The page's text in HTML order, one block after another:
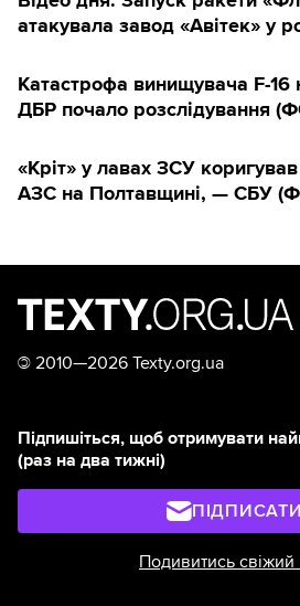
атакувала завод «Авітек» у
Катастрофа винищувача F-16
ДБР почало розслідування
«Кріт» у лавах ЗСУ
АЗС на Полтавщині, — СБУ
© 2010—2026 Texty.org.ua
Підпишіться, щоб отримувати
(раз на два тижні)
Подивитись свіжий